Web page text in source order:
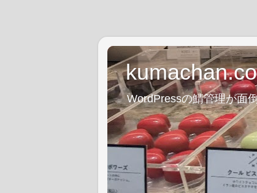
WordPressの鯖管理が面